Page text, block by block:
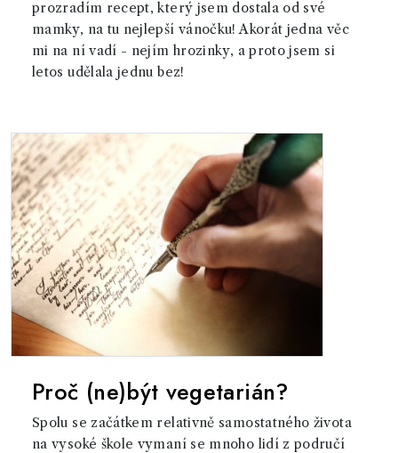
prozradím recept, který jsem dostala od své
mamky, na tu nejlepší vánočku! Akorát jedna věc
mi na ní vadí - nejím hrozinky, a proto jsem si
letos udělala jednu bez!
Proč (ne)být vegetarián?
Spolu se začátkem relativně samostatného života
na vysoké škole vymaní se mnoho lidí z područí